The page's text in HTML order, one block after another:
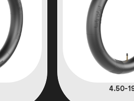
4.50-